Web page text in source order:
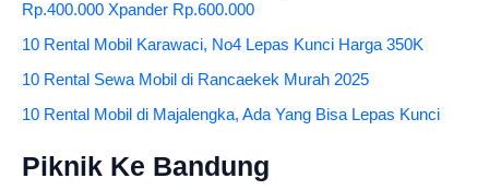
Rp.400.000 Xpander Rp.600.000
10 Rental Mobil Karawaci, No4 Lepas Kunci Harga 350K
10 Rental Sewa Mobil di Rancaekek Murah 2025
10 Rental Mobil di Majalengka, Ada Yang Bisa Lepas Kunci
Piknik Ke Bandung